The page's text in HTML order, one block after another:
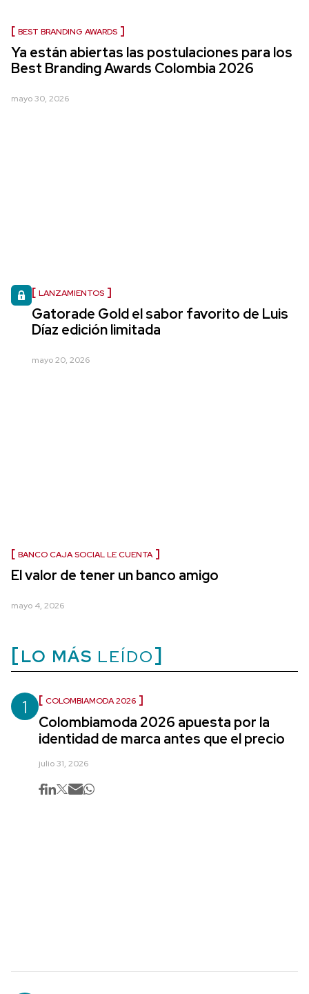
BEST BRANDING AWARDS
Ya están abiertas las postulaciones para los
Best Branding Awards Colombia 2026
mayo 30, 2026
LANZAMIENTOS
Gatorade Gold el sabor favorito de Luis
Díaz edición limitada
mayo 20, 2026
BANCO CAJA SOCIAL LE CUENTA
El valor de tener un banco amigo
mayo 4, 2026
LO MÁS LEÍDO
1 COLOMBIAMODA 2026
Colombiamoda 2026 apuesta por la
identidad de marca antes que el precio
julio 31, 2026